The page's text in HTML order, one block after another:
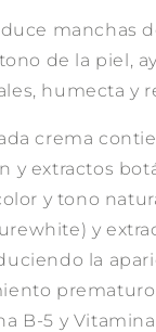
manchas
de la piel,
humecta y
crema
y extractos
y tono
y
la
B-5 y